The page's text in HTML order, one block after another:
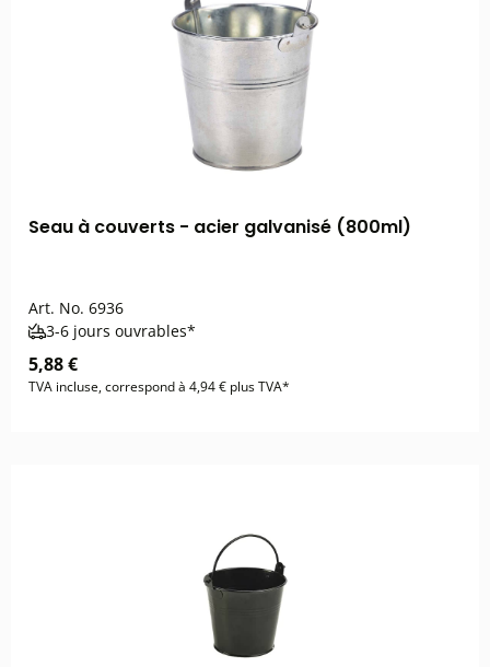
Seau à couverts - acier galvanisé (800ml)
Art. No. 6936
3-6 jours ouvrables*
5,88 €
TVA incluse, correspond à 4,94 € plus TVA*